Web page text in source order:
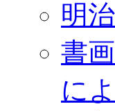
明
書
に